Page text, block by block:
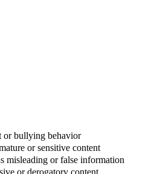
or bullying behavior
or sensitive content
misleading or false information